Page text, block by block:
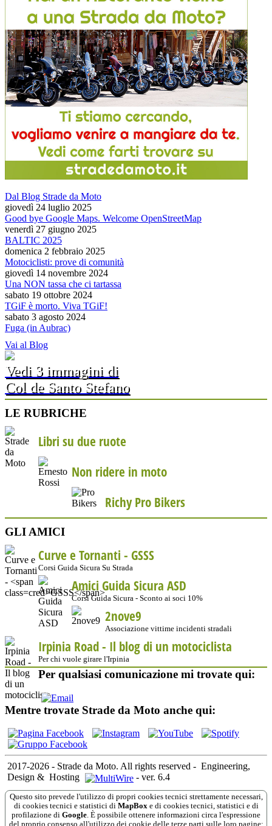
Dal Blog Strade da Moto
giovedì 24 luglio 2025
Good bye Google Maps. Welcome OpenStreetMap
venerdì 27 giugno 2025
BALTIC 2025
domenica 2 febbraio 2025
Motociclisti: prove di comunità
giovedì 14 novembre 2024
Una NON tassa che ci tartassa
sabato 19 ottobre 2024
TGiF è morto. Viva TGiF!
sabato 3 agosto 2024
Fuga (in Aubrac)
Vai al Blog
Vedi 3 immagini di
Col de Santo Stefano
LE RUBRICHE
Libri su due ruote
Non ridere in moto
Richy Pro Bikers
GLI AMICI
Curve e Tornanti - GSSS
Corsi Guida Sicura Su Strada
Amici Guida Sicura ASD
Corsi Guida Sicura - Sconto ai soci 10%
2nove9
Associazione vittime incidenti stradali
Irpinia Road - Il blog di un motociclista
Per chi vuole girare l'Irpinia
Per qualsiasi comunicazione mi trovate qui:
Mentre trovate Strade da Moto anche qui:
2017-2026 - Strade da Moto. All rights reserved - Engineering,
Design & Hosting - ver. 6.4
Questo sito prevede l'utilizzo di propri cookies tecnici strettamente necessari,
di cookies tecnici e statistici di MapBox e di cookies tecnici, statistici e di
profilazione di Google . È possibile ottenere informazioni circa l'espressione
del proprio consenso all'utilizzo dei cookie delle terze parti sulle loro pagine: